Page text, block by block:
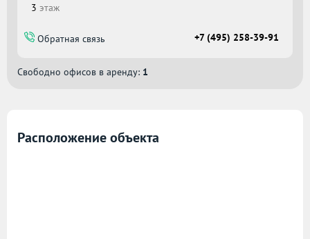
3 этаж
Обратная связь +7 (495) 258-39-91
Свободно офисов в аренду: 1
Расположение объекта